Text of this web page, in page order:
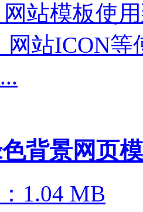
站模板使
网站ICON
背景网页
1.04 MB